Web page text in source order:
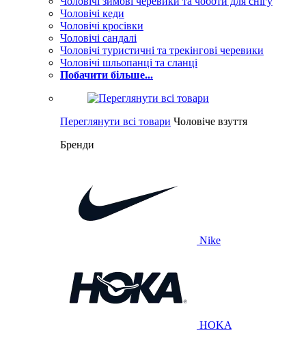
Чоловічі кеди
Чоловічі кросівки
Чоловічі сандалі
Чоловічі туристичні та трекінгові черевики
Чоловічі шльопанці та сланці
Побачити більше...
Переглянути всі товари Чоловіче взуття
Бренди
Nike
HOKA